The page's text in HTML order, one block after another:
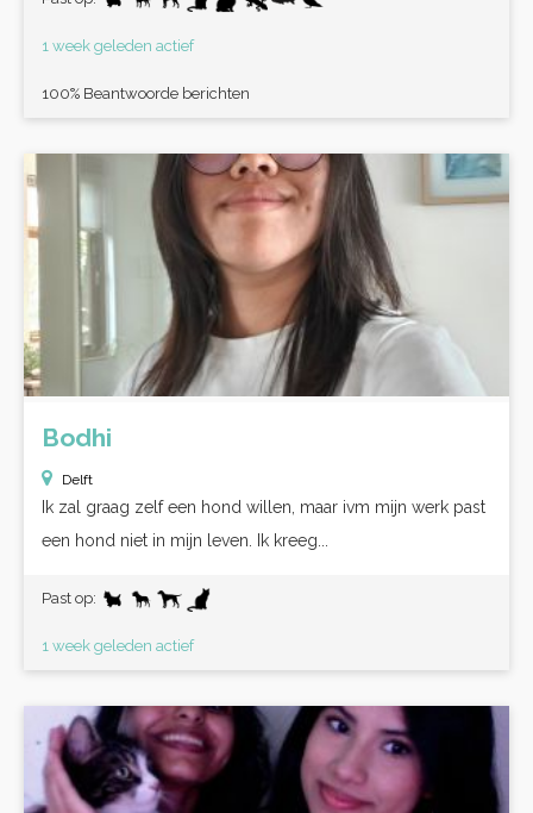
1 week geleden actief
100% Beantwoorde berichten
Bodhi
Delft
Ik zal graag zelf een hond willen, maar ivm mijn werk past
een hond niet in mijn leven. Ik kreeg...
Past op:
1 week geleden actief